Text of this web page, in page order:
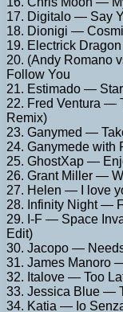
17. Digitalo — Say
18. Dionigi —
19. Electrick
20. (Andy Romano
Follow You
21. Estimado —
22. Fred Ventura —
Remix)
23. Ganymed —
24. Ganymede with
25. GhostXap —
26. Grant Miller —
27. Helen — I love
28. Infinity Night —
29. I-F — Space
Edit)
30. Jacopo —
31. James Manoro
32. Italove — Too
33. Jessica Blue —
34. Katia — Io